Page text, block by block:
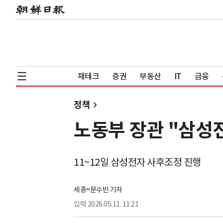
재테크 증권 부동산 IT 금융
정책
노동부 장관 "삼성
11~12일 삼성전자 사후조정 진행
세종=문수빈 기자
입력 2026.05.11. 11:21